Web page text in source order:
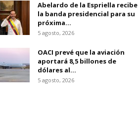
Abelardo de la Espriella recibe
la banda presidencial para su
próxima...
5 agosto, 2026
OACI prevé que la aviación
aportará 8,5 billones de
dólares al...
5 agosto, 2026